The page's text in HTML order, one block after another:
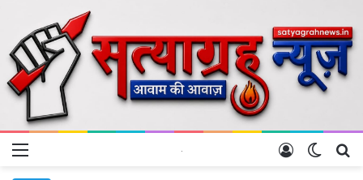
Menu Switch
Log In